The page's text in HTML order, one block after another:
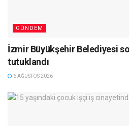
GÜNDEM
İzmir Büyükşehir Belediyesi
tutuklandı
6 AĞUSTOS 2026